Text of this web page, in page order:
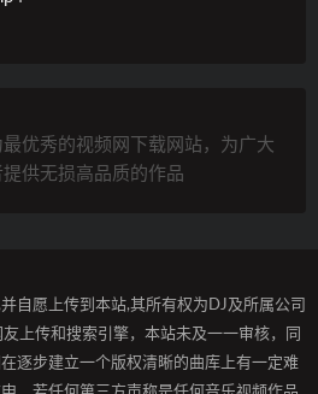
优秀的视频网下载网站，为广大
供无损高品质的作品
自愿上传到本站,其所有权为DJ及所属公司
上传和搜索引擎，本站未及一一审核，同
逐步建立一个版权清晰的曲库上有一定难